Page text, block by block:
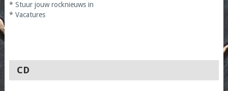
* Stuur jouw rocknieuws in
* Vacatures
CD